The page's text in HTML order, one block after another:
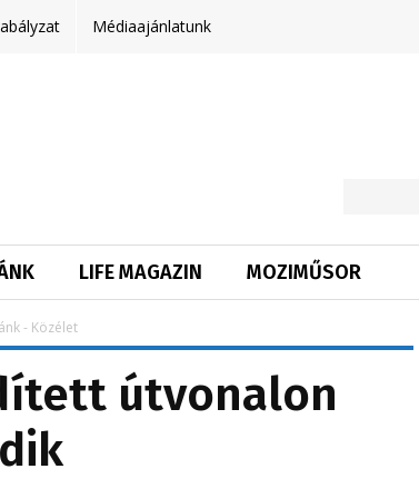
Médiaajánlatunk
LIFE MAGAZIN MOZIMŰSOR
- Közélet
útvonalon